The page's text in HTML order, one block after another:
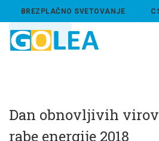
BREZPLAČNO SVETOVANJE
ABOUT US
Dan obnovljivih
rabe energije 2018